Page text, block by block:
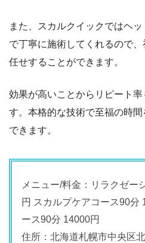
また、スカルクイックではヘ
で丁寧に施術してくれるので
任せすることができます。
効果が高いことからリピート
す。本格的な技術で至福の時
できます。
メニュー/料金：リラクゼー
円 スカルプケアコース90分
ース90分 14000円
住所：北海道札幌市中央区